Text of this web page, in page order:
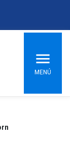
MENÚ